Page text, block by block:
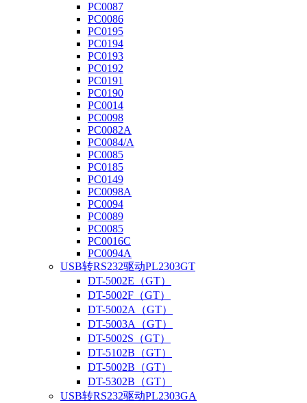
PC0087
PC0086
PC0195
PC0194
PC0193
PC0192
PC0191
PC0190
PC0014
PC0098
PC0082A
PC0084/A
PC0085
PC0185
PC0149
PC0098A
PC0094
PC0089
PC0085
PC0016C
PC0094A
USB转RS232驱动PL2303GT
DT-5002E（GT）
DT-5002F（GT）
DT-5002A（GT）
DT-5003A（GT）
DT-5002S（GT）
DT-5102B（GT）
DT-5002B（GT）
DT-5302B（GT）
USB转RS232驱动PL2303GA